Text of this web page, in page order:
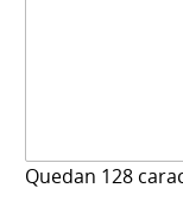
Quedan 128